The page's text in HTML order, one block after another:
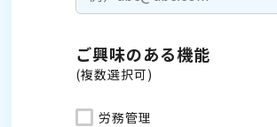
ご興味のある機能
(複数選択可)
労務管理